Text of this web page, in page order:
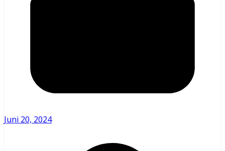
Juni 20, 2024